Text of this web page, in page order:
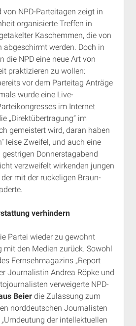
& PGP-Key
von NPD-Parteitagen zeigt in
organisierte Treffen in
Kaschemmen, die von
abgeschirmt werden. Doch in
die NPD eine neue Art von
praktizieren zu wollen:
vor dem Parteitag Anträge
wurde eine Live-
im Internet
„Direktübertragung“ im
gemeistert wird, daran haben
leise Zweifel, und auch eine
Donnerstagabend
verzweifelt wirkenden jungen
mit der ruckeligen Braun-
verhindern
Partei wieder zu gewohnt
mit den Medien zurück. Sowohl
Fernsehmagazins „Report
Journalistin Andrea Röpke und
verweigerte NPD-
Beierdie Zulassung zum
norddeutschen Journalisten
der intellektuellen